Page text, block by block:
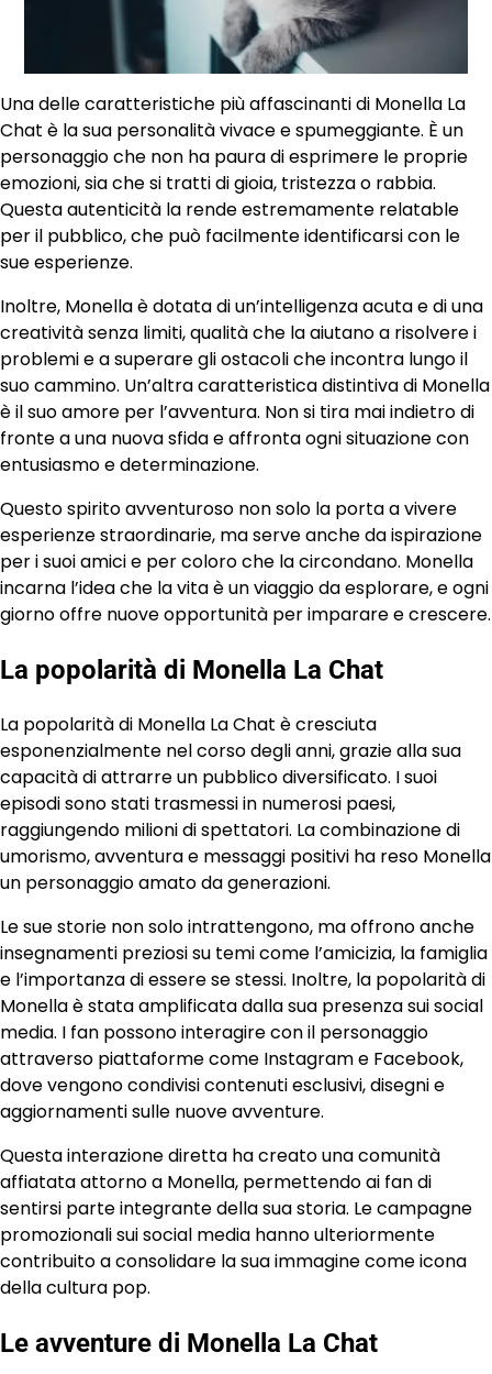
Una delle caratteristiche più affascinanti di Monella La
Chat è la sua personalità vivace e spumeggiante. È un
personaggio che non ha paura di esprimere le proprie
emozioni, sia che si tratti di gioia, tristezza o rabbia.
Questa autenticità la rende estremamente relatable
per il pubblico, che può facilmente identificarsi con le
sue esperienze.
Inoltre, Monella è dotata di un’intelligenza acuta e di una
creatività senza limiti, qualità che la aiutano a risolvere i
problemi e a superare gli ostacoli che incontra lungo il
suo cammino. Un’altra caratteristica distintiva di Monella
è il suo amore per l’avventura. Non si tira mai indietro di
fronte a una nuova sfida e affronta ogni situazione con
entusiasmo e determinazione.
Questo spirito avventuroso non solo la porta a vivere
esperienze straordinarie, ma serve anche da ispirazione
per i suoi amici e per coloro che la circondano. Monella
incarna l’idea che la vita è un viaggio da esplorare, e ogni
giorno offre nuove opportunità per imparare e crescere.
La popolarità di Monella La Chat
La popolarità di Monella La Chat è cresciuta
esponenzialmente nel corso degli anni, grazie alla sua
capacità di attrarre un pubblico diversificato. I suoi
episodi sono stati trasmessi in numerosi paesi,
raggiungendo milioni di spettatori. La combinazione di
umorismo, avventura e messaggi positivi ha reso Monella
un personaggio amato da generazioni.
Le sue storie non solo intrattengono, ma offrono anche
insegnamenti preziosi su temi come l’amicizia, la famiglia
e l’importanza di essere se stessi. Inoltre, la popolarità di
Monella è stata amplificata dalla sua presenza sui social
media. I fan possono interagire con il personaggio
attraverso piattaforme come Instagram e Facebook,
dove vengono condivisi contenuti esclusivi, disegni e
aggiornamenti sulle nuove avventure.
Questa interazione diretta ha creato una comunità
affiatata attorno a Monella, permettendo ai fan di
sentirsi parte integrante della sua storia. Le campagne
promozionali sui social media hanno ulteriormente
contribuito a consolidare la sua immagine come icona
della cultura pop.
Le avventure di Monella La Chat